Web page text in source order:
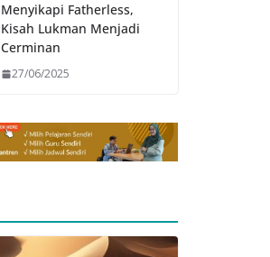
Menyikapi Fatherless,
Kisah Lukman Menjadi
Cerminan
27/06/2025